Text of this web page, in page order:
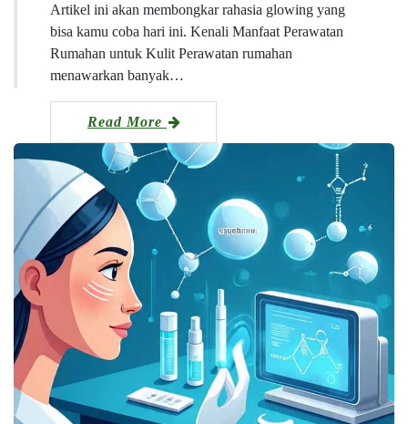
Artikel ini akan membongkar rahasia glowing yang
bisa kamu coba hari ini. Kenali Manfaat Perawatan
Rumahan untuk Kulit Perawatan rumahan
menawarkan banyak…
Read More